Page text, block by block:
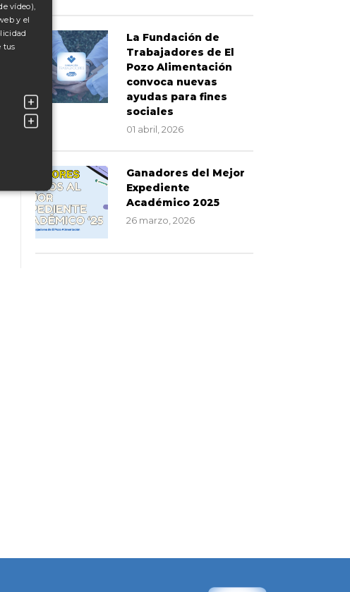
La Fundación de
Trabajadores de El
Pozo Alimentación
convoca nuevas
ayudas para fines
sociales
01 abril, 2026
Ganadores del Mejor
Expediente
Académico 2025
26 marzo, 2026
vídeo),
y el
tus